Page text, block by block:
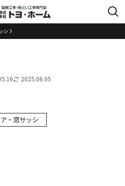
シ
2025.06.05
・窓サッシ